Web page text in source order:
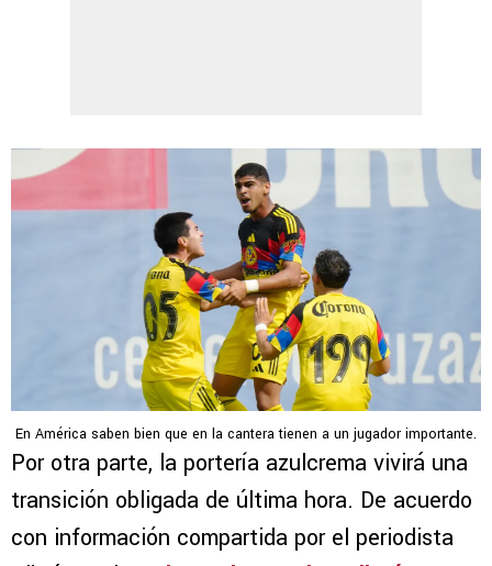
En América saben bien que en la cantera tienen a un jugador importante.
Por otra parte, la portería azulcrema vivirá una
transición obligada de última hora. De acuerdo
con información compartida por el periodista